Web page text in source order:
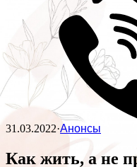
31.03.2022·Анонсы
Как жить, а не